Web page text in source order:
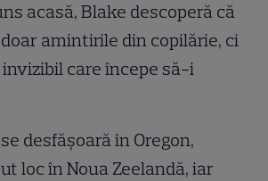
acasă, Blake descoperă că
amintirile din copilărie, ci
care începe să-i
desfășoară în Oregon,
loc în Noua Zeelandă, iar